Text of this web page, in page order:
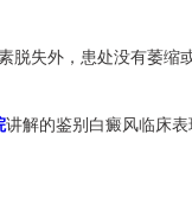
失外，患处没有萎缩
讲解的鉴别白癜风临床